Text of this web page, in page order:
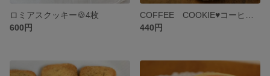
ロミアスクッキー🍪4枚
600円
440円